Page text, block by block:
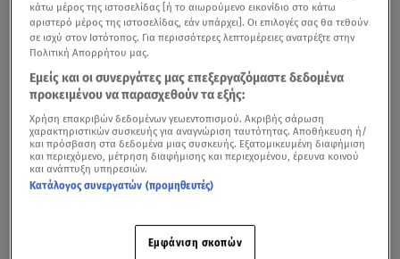
κάτω μέρος της ιστοσελίδας [ή το αιωρούμενο εικονίδιο στο κάτω
αριστερό μέρος της ιστοσελίδας, εάν υπάρχει]. Οι επιλογές σας θα τεθούν
σε ισχύ στον Ιστότοπος. Για περισσότερες λεπτομέρειες ανατρέξτε στην
Πολιτική Απορρήτου μας.
Εμείς και οι συνεργάτες μας επεξεργαζόμαστε δεδομένα
προκειμένου να παρασχεθούν τα εξής:
Χρήση επακριβών δεδομένων γεωεντοπισμού. Ακριβής σάρωση
χαρακτηριστικών συσκευής για αναγνώριση ταυτότητας. Αποθήκευση ή/
και πρόσβαση στα δεδομένα μιας συσκευής. Εξατομικευμένη διαφήμιση
και περιεχόμενο, μέτρηση διαφήμισης και περιεχομένου, έρευνα κοινού
και ανάπτυξη υπηρεσιών.
Κατάλογος συνεργατών (προμηθευτές)
Εμφάνιση σκοπών